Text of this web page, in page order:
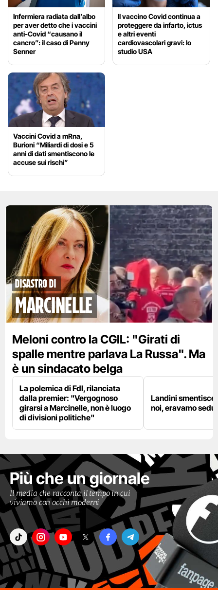
Infermiera radiata dall’albo
per aver detto che i vaccini
anti-Covid “causano il
cancro”: il caso di Penny
Senner
Il vaccino Covid continua a
proteggere da infarto, ictus
e altri eventi
cardiovascolari gravi: lo
studio USA
Vaccini Covid a mRna,
Burioni “Miliardi di dosi e 5
anni di dati smentiscono le
accuse sui rischi”
disastro di
marcinelle
Meloni contro la CGIL: "Girati di
spalle mentre parlava La Russa". Ma
è un sindacato belga
La polemica di FdI, rilanciata
dalla premier: "Vergognoso
girarsi a Marcinelle, non è luogo
di divisioni politiche"
Landini
noi, eravamo
Più che un giornale
Il media che racconta il tempo in cui
viviamo con occhi moderni